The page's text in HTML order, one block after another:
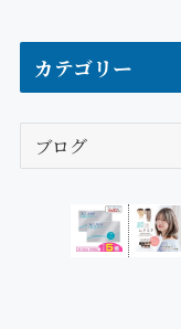
カテゴリー
テ